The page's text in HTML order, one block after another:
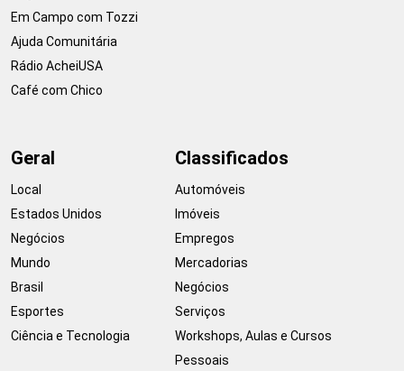
Em Campo com Tozzi
Ajuda Comunitária
Rádio AcheiUSA
Café com Chico
Geral
Local
Estados Unidos
Negócios
Mundo
Brasil
Esportes
Ciência e Tecnologia
Classificados
Automóveis
Imóveis
Empregos
Mercadorias
Negócios
Serviços
Workshops, Aulas e Cursos
Pessoais